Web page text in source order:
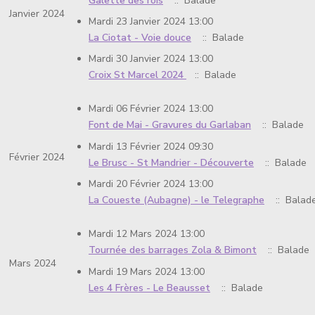
Janvier 2024
Mardi 23 Janvier 2024 13:00
La Ciotat - Voie douce
:: Balade
Mardi 30 Janvier 2024 13:00
Croix St Marcel 2024
:: Balade
Février 2024
Mardi 06 Février 2024 13:00
Font de Mai - Gravures du Garlaban
:: Balade
Mardi 13 Février 2024 09:30
Le Brusc - St Mandrier - Découverte
:: Balade
Mardi 20 Février 2024 13:00
La Coueste (Aubagne) - le Telegraphe
::
Mars 2024
Mardi 12 Mars 2024 13:00
Tournée des barrages Zola & Bimont
:: Balade
Mardi 19 Mars 2024 13:00
Les 4 Frères - Le Beausset
:: Balade